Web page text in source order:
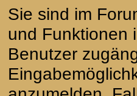
Sie sind im
und Funktionen
Benutzer